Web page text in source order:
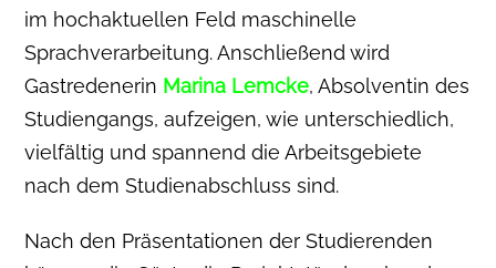
im hochaktuellen Feld maschinelle
Sprachverarbeitung. Anschließend wird
Gastredenerin Marina Lemcke, Absolventin des
Studiengangs, aufzeigen, wie unterschiedlich,
vielfältig und spannend die Arbeitsgebiete
nach dem Studienabschluss sind.
Nach den Präsentationen der Studierenden